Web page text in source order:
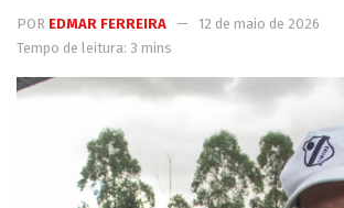
POR EDMAR FERREIRA
12 de maio de 2026
Tempo de leitura: 3 mins